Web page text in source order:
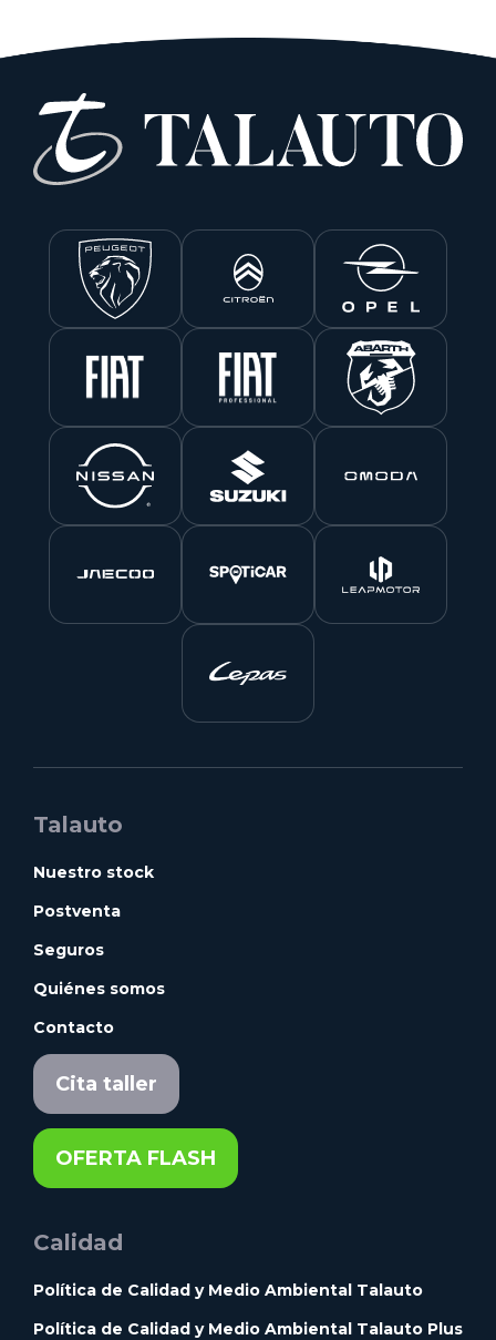
Talauto
Nuestro stock
Postventa
Seguros
Quiénes somos
Contacto
Cita taller
OFERTA FLASH
Calidad
Política de Calidad y Medio Ambiental Talauto
Política de Calidad y Medio Ambiental Talauto Plus